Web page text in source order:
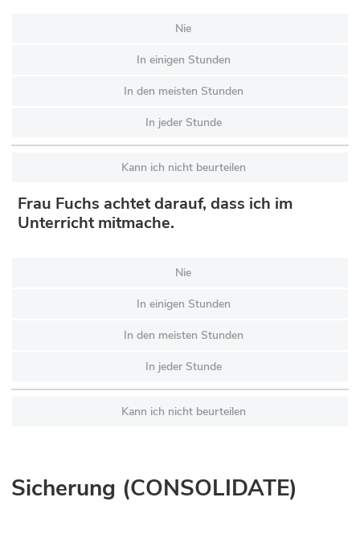
Nie
In einigen Stunden
In den meisten Stunden
In jeder Stunde
Kann ich nicht beurteilen
Frau Fuchs achtet darauf, dass ich im
Unterricht mitmache.
Nie
In einigen Stunden
In den meisten Stunden
In jeder Stunde
Kann ich nicht beurteilen
Sicherung (CONSOLIDATE)